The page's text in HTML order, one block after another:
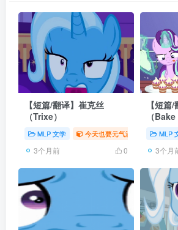
【短篇/翻译】崔克丝
（Trixe）
MLP 文学 今天也要元气满满 # 同人
3个月前 0
【短篇
（
MLP
3个月